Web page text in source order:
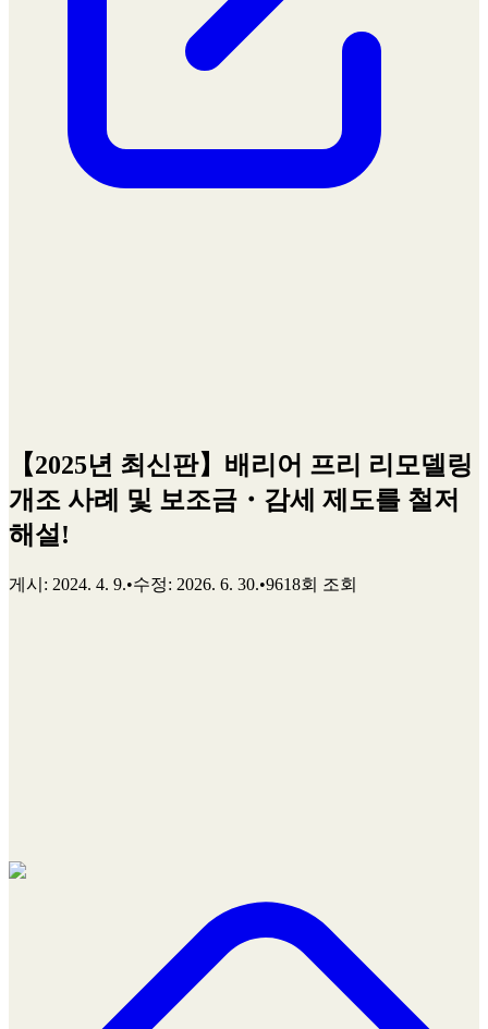
【2025년 최신판】배리어 프리 리모델링
개조 사례 및 보조금・감세 제도를 철저
해설!
게시 : 2024. 4. 9.•수정: 2026. 6. 30.•9618회 조회